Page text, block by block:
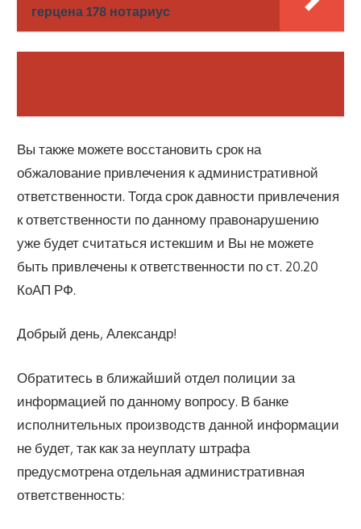
герцена 178 нотариус
Вы также можете восстановить срок на
обжалование привлечения к административной
ответственности. Тогда срок давности привлечения
к ответственности по данному правонарушению
уже будет считаться истекшим и Вы не можете
быть привлечены к ответственности по ст. 20.20
КоАП РФ.
Добрый день, Александр!
Обратитесь в ближайший отдел полиции за
информацией по данному вопросу. В банке
исполнительных производств данной информации
не будет, так как за неуплату штрафа
предусмотрена отдельная административная
ответственность: